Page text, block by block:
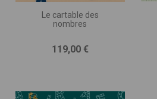
Le cartable des
nombres
Prix
119,00 €